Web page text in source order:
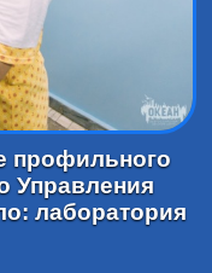
профильного
Управления
лаборатория